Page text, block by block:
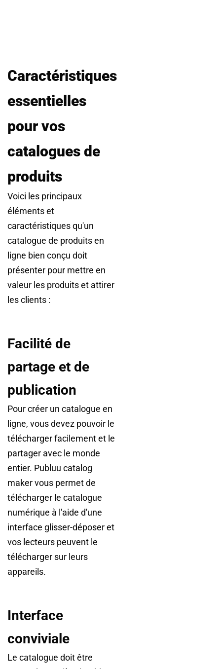
Caractéristiques
essentielles
pour vos
catalogues de
produits
Voici les principaux
éléments et
caractéristiques qu'un
catalogue de produits en
ligne bien conçu doit
présenter pour mettre en
valeur les produits et attirer
les clients :
Facilité de
partage et de
publication
Pour créer un catalogue en
ligne, vous devez pouvoir le
télécharger facilement et le
partager avec le monde
entier. Publuu catalog
maker vous permet de
télécharger le catalogue
numérique à l'aide d'une
interface glisser-déposer et
vos lecteurs peuvent le
télécharger sur leurs
appareils.
Interface
conviviale
Le catalogue doit être